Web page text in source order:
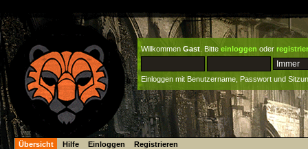
Willkommen Gast . Bitte einloggen oder
Einloggen mit Benutzername, Passwort und
Übersicht Hilfe Einloggen
Registrieren